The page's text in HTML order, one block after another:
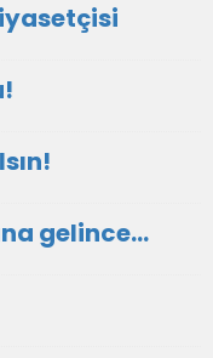
gelince…